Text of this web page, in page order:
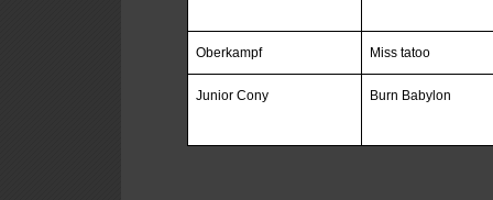
Oberkampf Miss tatoo
Junior Cony Burn Babylon